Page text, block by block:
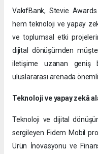
VakıfBank, Stevie
hem teknoloji ve yapay
ve toplumsal etki
dijital dönüşümden
iletişime uzanan geniş
uluslararası arenada
Teknoloji ve yapay zekâ
Teknoloji ve dijital
sergileyen Fidem Mobil
Ürün İnovasyonu ve